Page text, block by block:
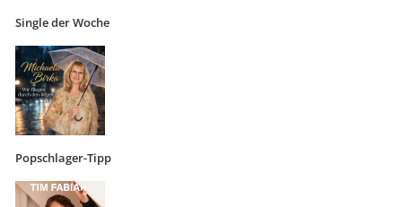
Single der Woche
Popschlager-Tipp